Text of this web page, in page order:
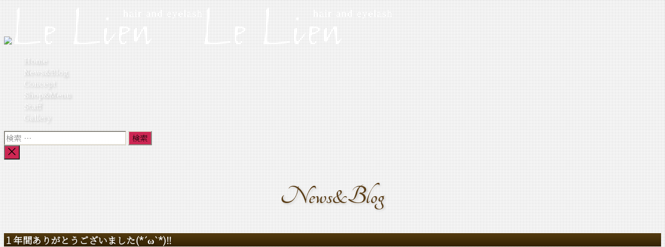
コ
ン
テ
ン
ツ
へ
ス
キ
ッ
プ
Home
News&Blog
Concept
Shop&Menu
Staff
Gallery
検
索
対
象:
検
索
を
閉
じ
る
News&Blog
１年間ありがとうございました(*´ω`*)‼